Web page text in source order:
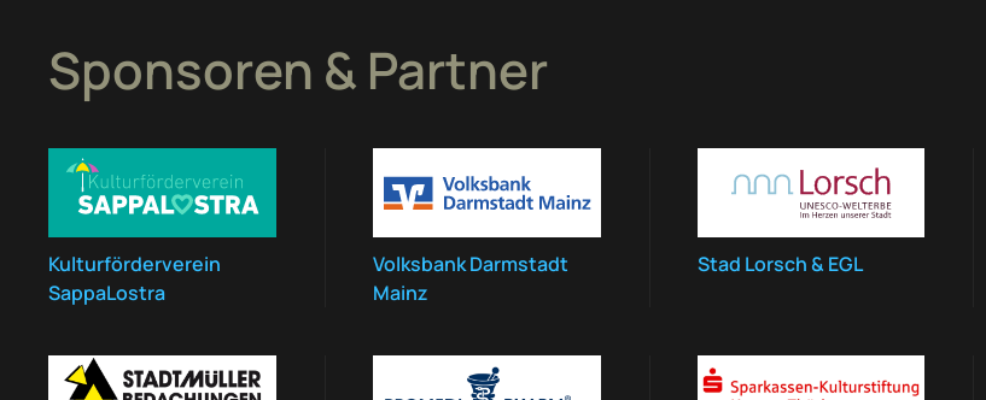
Sponsoren & Partner
Kulturförderverein
SappaLostra
Volksbank Darmstadt
Mainz
Stad Lorsch & EGL